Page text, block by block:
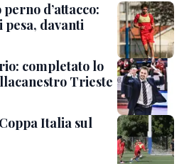
d’attacco:
davanti
completato lo
Trieste
Italia sul